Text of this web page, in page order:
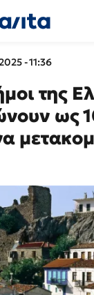
- 11:36
της
ως